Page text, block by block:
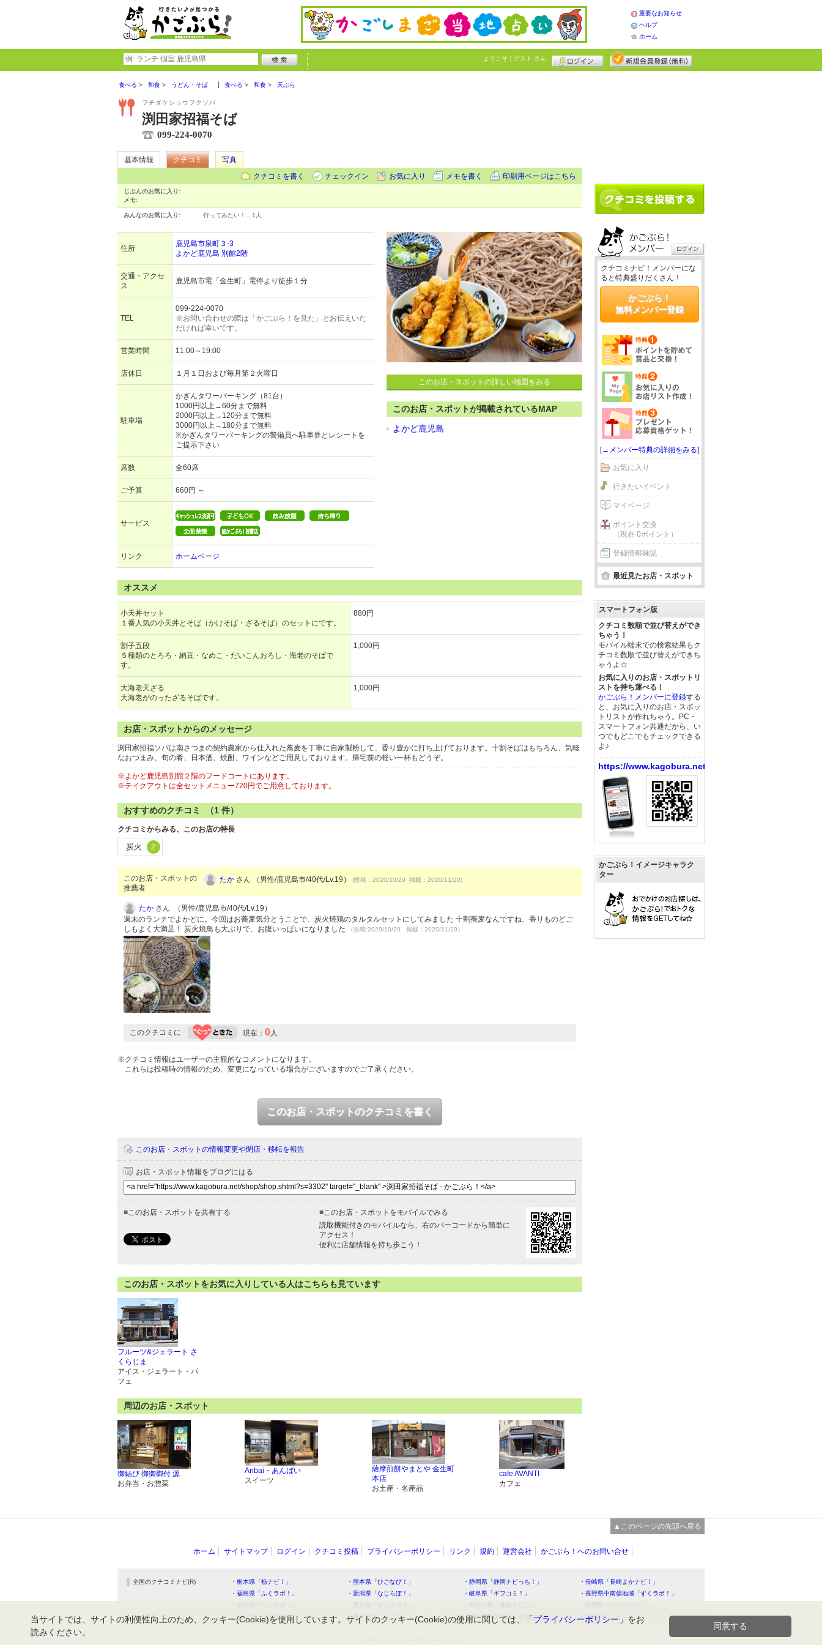
重要なお知らせ
ヘルプ
ホーム
ようこそ！ ゲスト さん
食べる 和食 うどん・そば 食べる 和食 天ぷら
フチダケショウフクソバ
渕田家招福そば
099-224-0070
基本情報 クチコミ
写真
クチコミを書く
チェックイン お気に入り メモを書く 印刷用ページはこちら
じぶんのお気に入り:
メモ:
みんなのお気に入り: 行ってみたい！… 1人
住所
鹿児島市泉町３-3
よかど鹿児島 別館2階
交通・アクセ
ス
鹿児島市電「金生町」電停より徒歩１分
TEL
099-224-0070
※お問い合わせの際は「かごぶら！を見た」とお伝えいた
だければ幸いです。
営業時間 11:00～19:00
店休日 １月１日および毎月第２火曜日
駐車場
かぎんタワーパーキング（81台）
1000円以上→60分まで無料
2000円以上→120分まで無料
3000円以上→180分まで無料
※かぎんタワーパーキングの警備員へ駐車券とレシートを
ご提示下さい
席数 全60席
ご予算 660円 ～
サービス
リンク ホームページ
このお店・スポットの詳しい地図をみる
このお店・スポットが掲載されているMAP
よかど鹿児島
オススメ
小天丼セット
１番人気の小天丼とそば（かけそば・ざるそば）のセットにです。
880円
割子五段
５種類のとろろ・納豆・なめこ・だいこんおろし・海老のそばで
す。
1,000円
大海老天ざる
大海老がのったざるそばです。
1,000円
お店・スポットからのメッセージ
渕田家招福ソバは南さつまの契約農家から仕入れた蕎麦を丁寧に自家製粉して、香り豊かに打ち上げております。十割そばはもちろん、気軽
なおつまみ、旬の肴、日本酒、焼酎、ワインなどご用意しております。帰宅前の軽い一杯もどうぞ。
※よかど鹿児島別館２階のフードコートにあります。
※テイクアウトは全セットメニュー720円でご用意しております。
おすすめのクチコミ （1 件）
クチコミからみる、このお店の特長
炭火 2
このお店・スポットの
推薦者
たか さん （男性/鹿児島市/40代/Lv.19） (投稿：2020/10/20 掲載：2020/11/20)
たか さん （男性/鹿児島市/40代/Lv.19）
週末のランチでよかどに。今回はお蕎麦気分とうことで、炭火焼鶏のタルタルセットにしてみました 十割蕎麦なんですね、香りものどご
しもよく大満足！ 炭火焼鳥も大ぶりで、お腹いっぱいになりました
（投稿:2020/10/20 掲載：2020/11/20）
このクチコミに 現在： 0 人
※クチコミ情報はユーザーの主観的なコメントになります。
これらは投稿時の情報のため、変更になっている場合がございますのでご了承ください。
このお店・スポットのクチコミを書く
このお店・スポットの情報変更や閉店・移転を報告
お店・スポット情報をブログにはる
■ このお店・スポットを共有する ■ このお店・スポットをモバイルでみる
読取機能付きのモバイルなら、右のバーコードから簡単に
アクセス！
便利に店舗情報を持ち歩こう！
このお店・スポットをお気に入りしている人はこちらも見ています
フルーツ&ジェラート さ
くらじま
アイス・ジェラート・パ
フェ
周辺のお店・スポット
御結び 御御御付 源
お弁当・お惣菜
Anbai・あんばい
スイーツ
薩摩煎餅やまとや 金生町
本店
お土産・名産品
cafe AVANTI
カフェ
クチコミナビ！メンバーにな
ると特典盛りだくさん！
かごぶら！
無料メンバー登録
[→メンバー特典の詳細をみる]
お気に入り
行きたいイベント
マイページ
ポイント交換
（現在 0ポイント）
登録情報確認
最近見たお店・スポット
スマートフォン版
クチコミ数順で並び替えができ
ちゃう！
モバイル端末での検索結果もク
チコミ数順で並び替えができち
ゃうよ☆
お気に入りのお店・スポットリ
ストを持ち運べる！
かごぶら！メンバーに登録する
と、お気に入りのお店・スポッ
トリストが作れちゃう。PC・
スマートフォン共通だから、い
つでもどこでもチェックできる
よ♪
https://www.kagobura.net/
かごぶら！イメージキャラク
ター
▲このページの先頭へ戻る
ホーム サイトマップ ログイン クチコミ投稿 プライバシーポリシー リンク 規約 運営会社 かごぶら！へのお問い合せ
全国のクチコミナビ(R) ・栃木県「栃ナビ！」 ・熊本県「ひごなび！」 ・静岡県「静岡ナビっち！」
・長崎県「長崎よかナビ！」
・福島県「ふくラボ！」
・新潟県「なじらぼ！」 ・岐阜県「ギフコミ！」
・長野県中南信地域「ずくラボ！」
・石川県「金沢ラボ！」
・鹿児島県「かごぶら！」 ・埼玉県北部地域「彩北なび！」 ・高知県「こうちドン！」
当サイトでは、サイトの利便性向上のため、クッキー(Cookie)を使用しています。サイトのクッキー(Cookie)の使用に関しては、「プライバシーポリシー 」をお
読みください。
同意する